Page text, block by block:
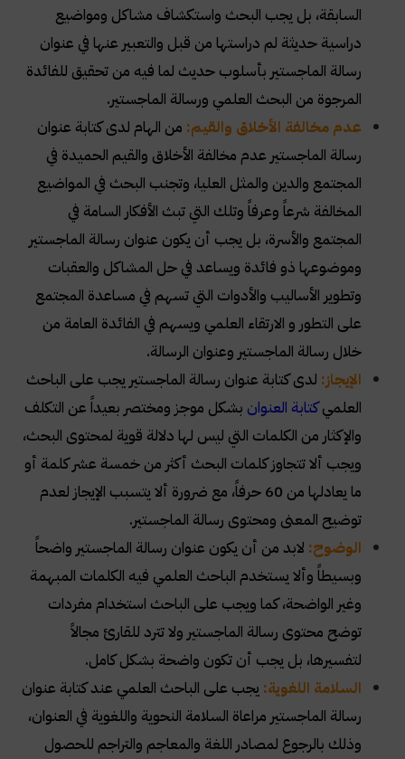
السابقة، بل يجب البحث واستكشاف مشاكل ومواضيع
دراسية حديثة لم دراستها من قبل والتعبير عنها في عنوان
رسالة الماجستير بأسلوب حديث لما فيه من تحقيق للفائدة
المرجوة من البحث العلمي ورسالة الماجستير.
عدم مخالفة الأخلاق والقيم: من الهام لدى كتابة عنوان
رسالة الماجستير عدم مخالفة الأخلاق والقيم الحميدة في
المجتمع والدين والمثل العليا، وتجنب البحث في المواضيع
المخالفة شرعاً وعرفاً وتلك التي تبث الأفكار السامة في
المجتمع والأسرة، بل يجب أن يكون عنوان رسالة الماجستير
وموضوعها ذو فائدة ويساعد في حل المشاكل والعقبات
وتطوير الأساليب والأدوات التي تسهم في مساعدة المجتمع
على التطور و الارتقاء العلمي ويسهم في الفائدة العامة من
خلال رسالة الماجستير وعنوان الرسالة.
الإيجاز: لدى كتابة عنوان رسالة الماجستير يجب على الباحث
العلميكتابة العنوان بشكل موجز ومختصر بعيداً عن التكلف
والإكثار من الكلمات التي ليس لها دلالة قوية لمحتوى البحث،
ويجب ألا تتجاوز كلمات البحث أكثر من خمسة عشر كلمة أو
ما يعادلها من 60 حرفاً، مع ضرورة ألا يتسبب الإيجاز لعدم
توضيح المعنى ومحتوى رسالة الماجستير.
الوضوح: لابد من أن يكون عنوان رسالة الماجستير واضحاً
وبسيطاً وألا يستخدم الباحث العلمي فيه الكلمات المبهمة
وغير الواضحة، كما ويجب على الباحث استخدام مفردات
توضح محتوى رسالة الماجستير ولا تترد للقارئ مجالاً
لتفسيرها، بل يجب أن تكون واضحة بشكل كامل.
السلامة اللغوية: يجب على الباحث العلمي عند كتابة عنوان
رسالة الماجستير مراعاة السلامة النحوية واللغوية في العنوان،
وذلك بالرجوع لمصادر اللغة والمعاجم والتراجم للحصول